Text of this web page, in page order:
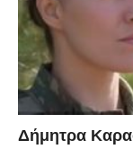
Δήμητρα